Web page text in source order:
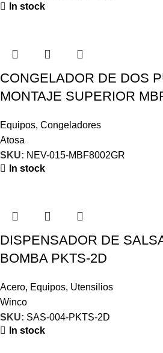
In stock
CONGELADOR DE DOS
MONTAJE SUPERIOR
Equipos, Congeladores
Atosa
SKU: NEV-015-MBF8002GR
In stock
DISPENSADOR DE
BOMBA PKTS-2D
Acero, Equipos, Utensilios
Winco
SKU: SAS-004-PKTS-2D
In stock